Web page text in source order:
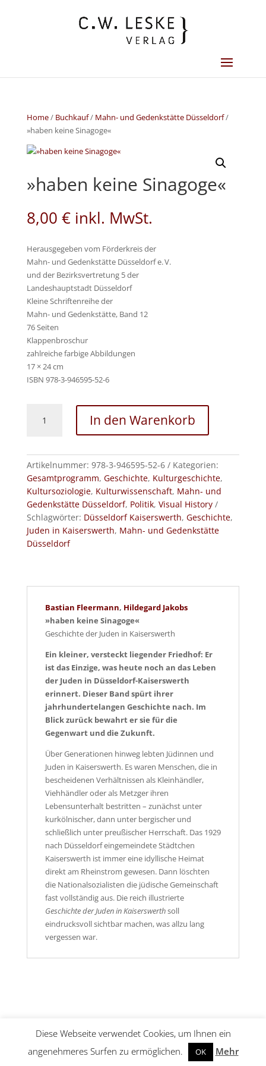
Home/ Buchkauf/ Mahn- und Gedenkstätte Düsseldorf/
»haben keine Sinagoge«
»haben keine Sinagoge«
8,00 € inkl. MwSt.
Herausgegeben vom Förderkreis der
Mahn- und Gedenkstätte Düsseldorf e. V.
und der Bezirksvertretung 5 der
Landeshauptstadt Düsseldorf
Kleine Schriftenreihe der
Mahn- und Gedenkstätte, Band 12
76 Seiten
Klappenbroschur
zahlreiche farbige Abbildungen
17 × 24 cm
ISBN 978-3-946595-52-6
keine
In den Warenkorb
Artikelnummer: 978-3-946595-52-6
Kategorien:
Gesamtprogramm, Geschichte, Kulturgeschichte,
Kultursoziologie, Kulturwissenschaft, Mahn- und
Gedenkstätte Düsseldorf, Politik, Visual History
Schlagwörter: Düsseldorf Kaiserswerth, Geschichte,
Juden in Kaiserswerth, Mahn- und Gedenkstätte
Düsseldorf
Bastian Fleermann, Hildegard Jakobs
»haben keine Sinagoge«
Geschichte der Juden in Kaiserswerth
Ein kleiner, versteckt liegender Friedhof: Er
ist das Einzige, was heute noch an das Leben
der Juden in Düsseldorf-Kaiserswerth
erinnert. Dieser Band spürt ihrer
jahrhunderte­langen Geschichte nach. Im
Blick zurück bewahrt er sie für die
Gegenwart und die Zukunft.
Über Generationen hinweg lebten Jüdinnen und
Juden in Kaiserswerth. Es waren Menschen, die in
bescheidenen Verhältnissen als Kleinhändler,
Viehhändler oder als Metzger ihren
Lebensunterhalt bestritten – zunächst unter
kurkölnischer, dann unter bergischer und
schließlich unter preußischer Herrschaft. Das 1929
nach Düsseldorf eingemeindete Städtchen
Kaiserswerth ist immer eine idyllische Heimat
direkt am Rheinstrom gewesen. Dann löschten
die ­Nationalsozialisten die jüdische Gemeinschaft
fast vollständig aus. Die reich ­illustrierte
Geschichte der Juden in Kaiserswerthsoll
eindrucksvoll sichtbar machen, was allzu lang
vergessen war.
© C. W. Leske Verlag 2026 |Impressum|Datenschutz |
Produktsicherheit
Diese Webseite verwendet Cookies, um Ihnen ein
angenehmeres Surfen zu ermöglichen.
OK Mehr